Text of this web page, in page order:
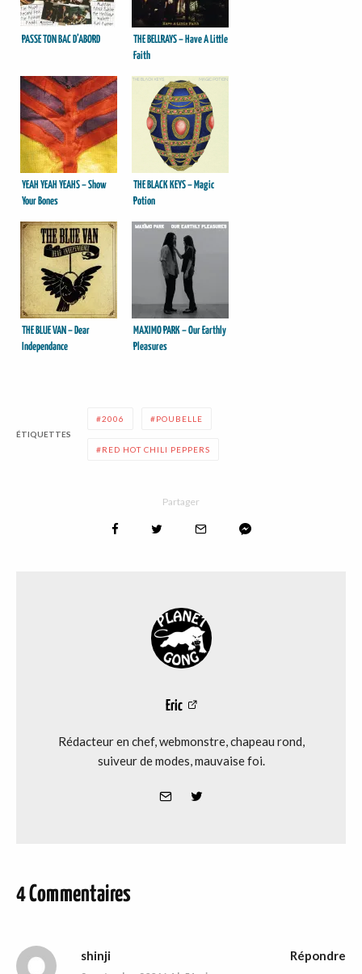
PASSE TON BAC D’ABORD
THE BELLRAYS – Have A Little
Faith
YEAH YEAH YEAHS – Show
Your Bones
THE BLACK KEYS – Magic
Potion
THE BLUE VAN – Dear
Independance
MAXIMO PARK – Our Earthly
Pleasures
ÉTIQUETTES
2006 POUBELLE
RED HOT CHILI PEPPERS
Partager
Eric
Rédacteur en chef, webmonstre, chapeau rond,
suiveur de modes, mauvaise foi.
4 Commentaires
shinji Répondre